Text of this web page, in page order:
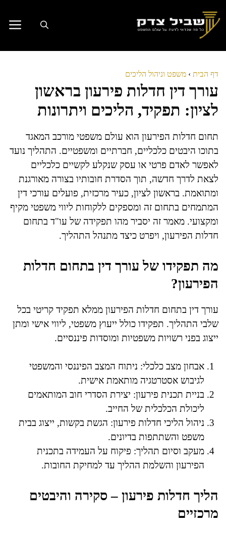
לתוכן
דף הבית › משפט וניהול הליכים
עורך דין חדלות פירעון בראשון
לציון: תפקיד, הליכים ויתרונות
תחום חדלות הפירעון הוא עולם משפטי מורכב המאגד
בתוכו היבטים כלכליים, חברתיים ומשפטיים. התהליך נועד
לאפשר לאדם פרטי או עסק שנקלע לקשיים כלכליים
לצאת לדרך חדשה, תוך הסדרת חובותיו בצורה מאורגנת
ומתואמת. בראשון לציון, כעיר מרכזית, פועלים עורכי דין
המתמחים בתחום זה ומספקים ללקוחות ליווי משפטי מקיף
ומקצועי. מאמר זה יסביר מהו תפקידה של עו"ד בתחום
חדלות הפירעון, ויפרט כיצד מתנהל התהליך.
מה תפקידו של עורך דין בתחום חדלות
הפירעון?
עורך דין בתחום חדלות הפירעון ממלא תפקיד קריטי בכל
שלבי התהליך. תפקידו כולל ייעוץ משפטי, ליווי אישי ומתן
ייצוג בפני רשויות משפטיות ומוסדות פיננסיים.
אבחון מצב כלכלי: ניתוח המצב הפיננסי והמשפטי
לגיבוש אסטרטגיה מותאמת אישית.
בניית תכנית פירעון: יצירת הסדרי חוב המותאמים
ליכולת הכלכלית של החייב.
ניהול הליכי חדלות פירעון: הגשת בקשות, ייצוג בבית
משפט והשתתפות בדיונים.
מעקב וסיום תהליך: פיקוח על העמידה בתכנית
הפירעון והשלמת ההליך עד למחיקת החובות.
הליך חדלות פירעון – סקירה והיבטים
מרכזיים